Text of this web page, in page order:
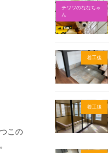
この
チワワのななちゃ
ん
着工後
着工後